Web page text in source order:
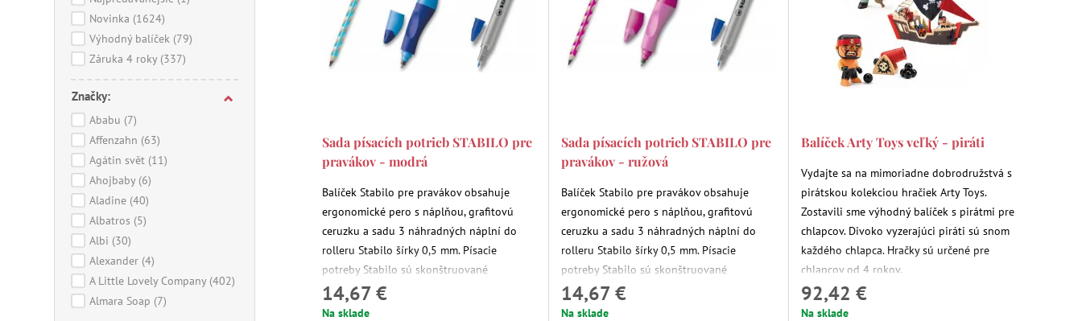
Novinka (1624)
Výhodný balíček (79)
Záruka 4 roky (337)
Značky:
Ababu (7)
Affenzahn (63)
Agátin svět (11)
Ahojbaby (6)
Aladine (40)
Albatros (5)
Albi (30)
Alexander (4)
A Little Lovely Company (402)
Almara Soap (7)
Sada písacích potrieb STABILO pre
pravákov - modrá
Balíček Stabilo pre pravákov obsahuje
ergonomické pero s náplňou, grafitovú
ceruzku a sadu 3 náhradných náplní do
rolleru Stabilo šírky 0,5 mm. Písacie
potreby Stabilo sú skonštruované
špeciálne pre detskú ruku a zvlášť pre
pravákov a ľavákov.
14,67 €
Na sklade
Sada písacích potrieb STABILO pre
pravákov - ružová
Balíček Stabilo pre pravákov obsahuje
ergonomické pero s náplňou, grafitovú
ceruzku a sadu 3 náhradných náplní do
rolleru Stabilo šírky 0,5 mm. Písacie
potreby Stabilo sú skonštruované
špeciálne pre detskú ruku a zvlášť pre
pravákov a ľavákov.
14,67 €
Na sklade
Balíček Arty Toys veľký - piráti
Vydajte sa na mimoriadne dobrodružstvá s
pirátskou kolekciou hračiek Arty Toys.
Zostavili sme výhodný balíček s pirátmi pre
chlapcov. Divoko vyzerajúci piráti sú snom
každého chlapca. Hračky sú určené pre
chlapcov od 4 rokov.
92,42 €
Na sklade